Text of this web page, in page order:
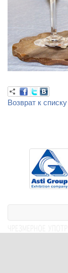
Возврат к списку